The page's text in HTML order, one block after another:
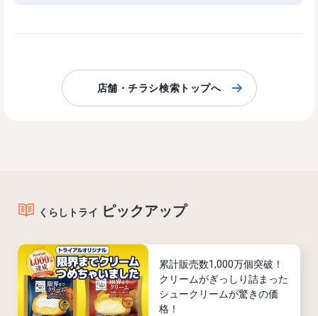
店舗・チラシ検索トップへ
くらしトライ ピックアップ
累計販売数1,000万個突破！
クリームがぎっしり詰まった
シュークリームが驚きの価
格！